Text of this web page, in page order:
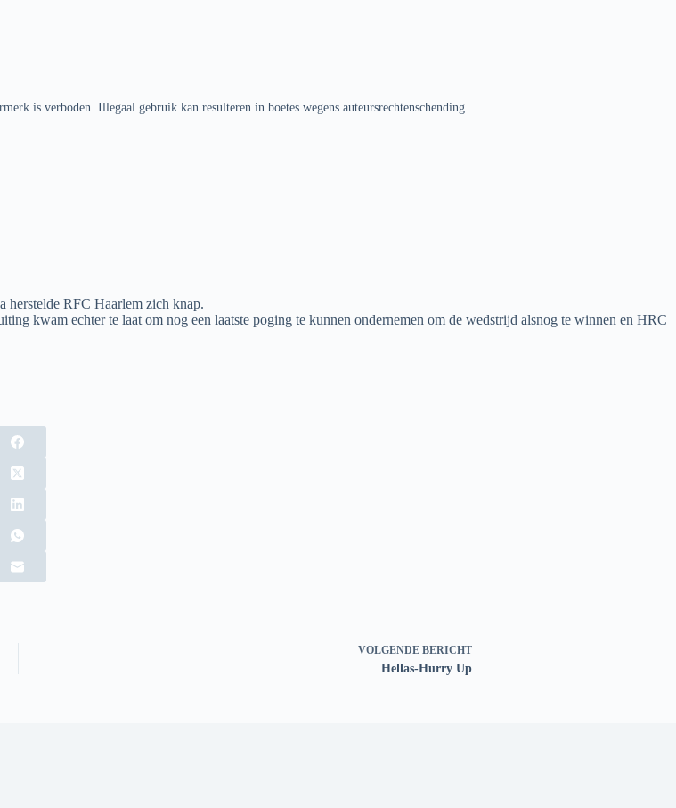
is verboden. Illegaal gebruik kan resulteren in boetes wegens auteursrechtenschending.
herstelde RFC Haarlem zich knap.
kwam echter te laat om nog een laatste poging te kunnen ondernemen om de wedstrijd alsnog te winnen en HRC
VOLGENDE BERICHT
Hellas-Hurry Up